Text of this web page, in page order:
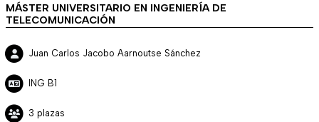
MÁSTER UNIVERSITARIO EN INGENIERÍA DE
TELECOMUNICACIÓN
Juan Carlos Jacobo Aarnoutse Sánchez
ING B1
3 plazas